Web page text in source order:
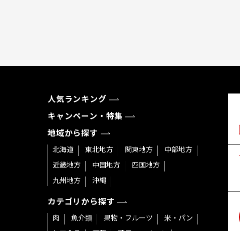
人気ランキング
キャンペーン・特集
地域から探す
北海道 東北地方 関東地方
中部地方
近畿地方
中国地方
四国地方
九州地方
沖縄
カテゴリから探す
肉 魚介類 果物・フルーツ
米・パン